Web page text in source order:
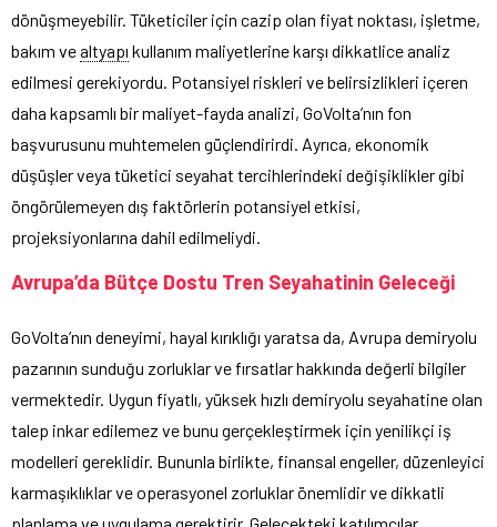
dönüşmeyebilir. Tüketiciler için cazip olan fiyat noktası, işletme,
bakım vealtyapı kullanım maliyetlerine karşı dikkatlice analiz
edilmesi gerekiyordu. Potansiyel riskleri ve belirsizlikleri içeren
daha kapsamlı bir maliyet-fayda analizi, GoVolta’nın fon
başvurusunu muhtemelen güçlendirirdi. Ayrıca, ekonomik
düşüşler veya tüketici seyahat tercihlerindeki değişiklikler gibi
öngörülemeyen dış faktörlerin potansiyel etkisi,
projeksiyonlarına dahil edilmeliydi.
Avrupa’da Bütçe Dostu Tren Seyahatinin Geleceği
GoVolta’nın deneyimi, hayal kırıklığı yaratsa da, Avrupa demiryolu
pazarının sunduğu zorluklar ve fırsatlar hakkında değerli bilgiler
vermektedir. Uygun fiyatlı, yüksek hızlı demiryolu seyahatine olan
talep inkar edilemez ve bunu gerçekleştirmek için yenilikçi iş
modelleri gereklidir. Bununla birlikte, finansal engeller, düzenleyici
karmaşıklıklar ve operasyonel zorluklar önemlidir ve dikkatli